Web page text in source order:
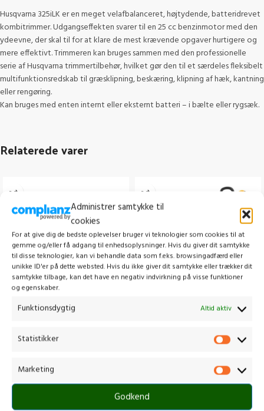
Administrer samtykke til
cookies
For at give dig de bedste oplevelser bruger vi teknologier som cookies til at
gemme og/eller få adgang til enhedsoplysninger. Hvis du giver dit samtykke
til disse teknologier, kan vi behandle data som f.eks. browsingadfærd eller
unikke ID'er på dette websted. Hvis du ikke giver dit samtykke eller trækker dit
samtykke tilbage, kan det have en negativ indvirkning på visse funktioner
og egenskaber.
Funktionsdygtig Altid aktiv
Statistikker
Marketing
Godkend
Husqvarna 325iLK er en meget velafbalanceret, højtydende, batteridrevet
kombitrimmer. Udgangseffekten svarer til en 25 cc benzinmotor med den
ydeevne, der skal til for at klare de mest krævende opgaver hurtigere og
mere effektivt. Trimmeren kan bruges sammen med den professionelle
serie af Husqvarna trimmertilbehør, hvilket gør den til et særdeles fleksibelt
multifunktionsredskab til græsklipning, beskæring, klipning af hæk, kantning
eller rengøring.
Kan bruges med enten internt eller eksternt batteri – i bælte eller rygsæk.
Relaterede varer
HUSQVARNA DE110
Buskrydder /Trimmer
349,00kr.
inkl. moms
Forlængerstang til hækkeklipper- og
STIGA GT 100E KIT
Alle
inkl. moms
SKU:
Batteridrevet græstrimmer for